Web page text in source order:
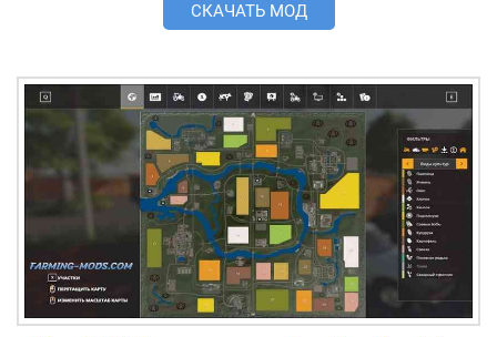
СКАЧАТЬ МОД